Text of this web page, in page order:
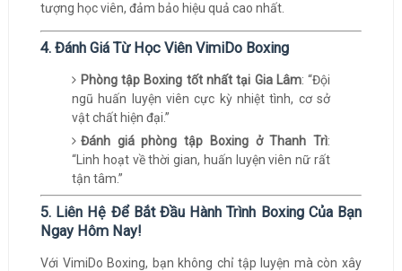
tượng học viên, đảm bảo hiệu quả cao nhất.
4. Đánh Giá Từ Học Viên VimiDo Boxing
Phòng tập Boxing tốt nhất tại Gia Lâm: “Đội
ngũ huấn luyện viên cực kỳ nhiệt tình, cơ sở
vật chất hiện đại.”
Đánh giá phòng tập Boxing ở Thanh Trì:
“Linh hoạt về thời gian, huấn luyện viên nữ rất
tận tâm.”
5. Liên Hệ Để Bắt Đầu Hành Trình Boxing Của Bạn
Ngay Hôm Nay!
Với VimiDo Boxing, bạn không chỉ tập luyện mà còn xây